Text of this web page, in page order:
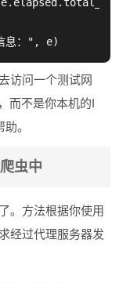
访问一个测试网
而不是你本机的I
。
虫中
。方法根据你使用
经过代理服务器发